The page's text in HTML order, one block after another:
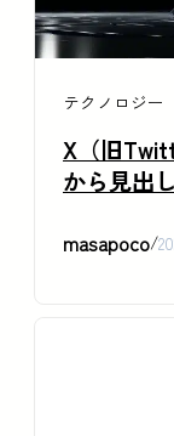
テクノロジー
X（旧
から見出
masapoco/